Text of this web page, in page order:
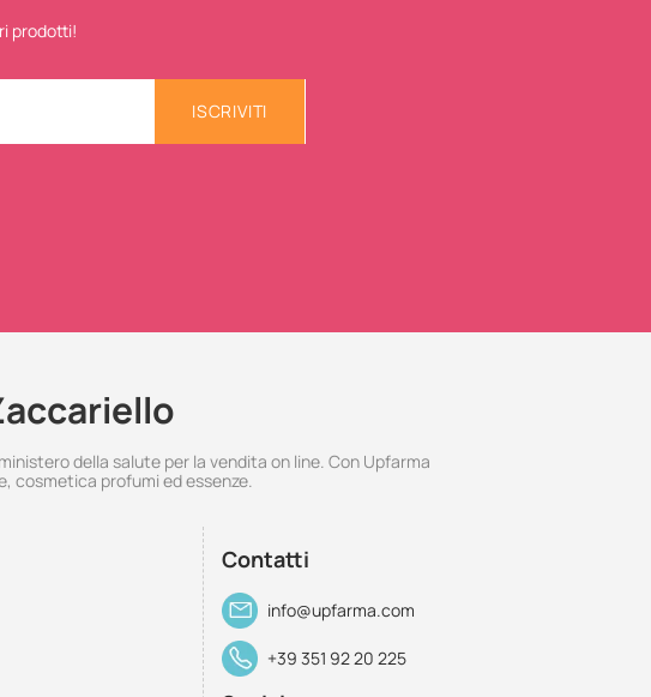
prodotti!
ISCRIVITI
della salute per la vendita on line. Con Upfarma
cosmetica profumi ed essenze.
Contatti
info@upfarma.com
+39 351 92 20 225